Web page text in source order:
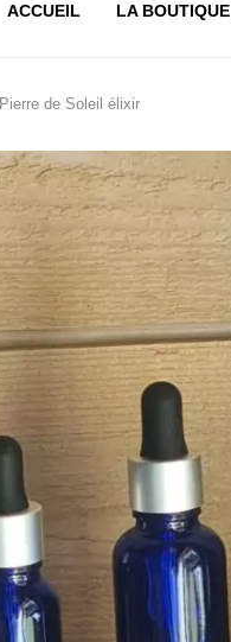
ACCUEIL LA BOUTIQUE
Pierre de Soleil élixir